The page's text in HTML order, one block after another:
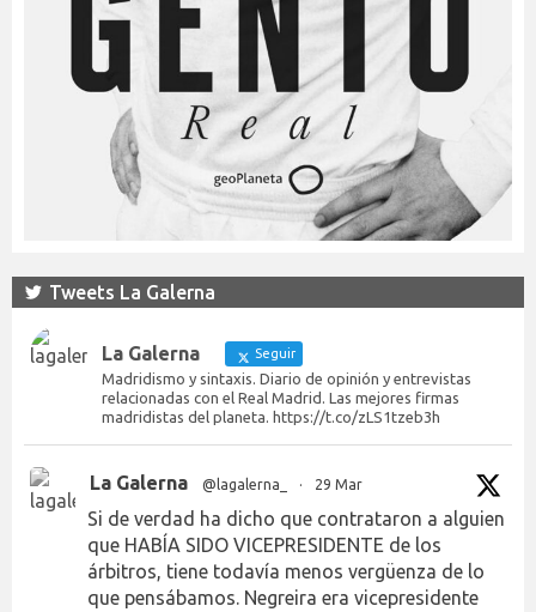
Tweets La Galerna
La Galerna Seguir
Madridismo y sintaxis. Diario de opinión y entrevistas
relacionadas con el Real Madrid. Las mejores firmas
madridistas del planeta. https://t.co/zLS1tzeb3h
La Galerna @lagalerna_ · 29 Mar
Si de verdad ha dicho que contrataron a alguien
que HABÍA SIDO VICEPRESIDENTE de los
árbitros, tiene todavía menos vergüenza de lo
que pensábamos. Negreira era vicepresidente